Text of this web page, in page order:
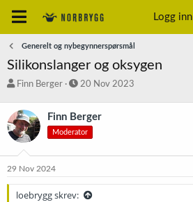
Logg inn
Generelt og nybegynnerspørsmål
Silikonslanger og oksygen
T
å
d
s
a
t
e
Finn Berger
S
r
t
a
o
20 Nov 2023
Finn Berger
Moderator
29 Nov 2024
loebrygg skrev: